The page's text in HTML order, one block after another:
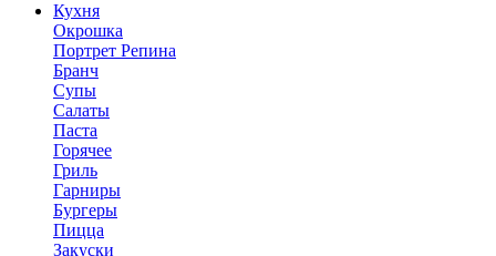
Кухня
Окрошка
Портрет Репина
Бранч
Супы
Салаты
Паста
Горячее
Гриль
Гарниры
Бургеры
Пицца
Закуски